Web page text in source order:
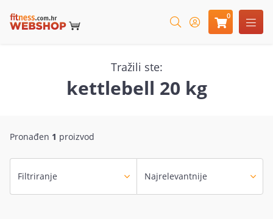
0
Tražili ste:
kettlebell 20 kg
Pronađen 1 proizvod
Filtriranje